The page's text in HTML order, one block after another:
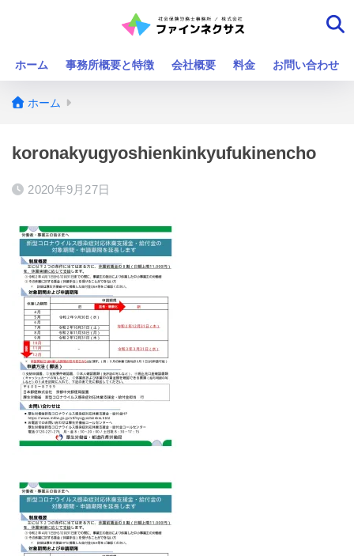
ホーム 事務所概要と特徴 会社概要 料金 お問い合わせ
ホーム
koronakyugyoshienkinkyufukinencho
2020年9月27日